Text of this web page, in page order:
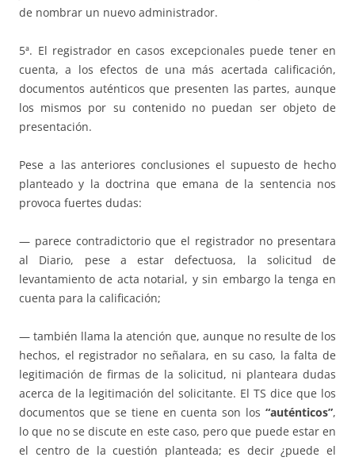
de nombrar un nuevo administrador.
5ª. El registrador en casos excepcionales puede tener en
cuenta, a los efectos de una más acertada calificación,
documentos auténticos que presenten las partes, aunque
los mismos por su contenido no puedan ser objeto de
presentación.
Pese a las anteriores conclusiones el supuesto de hecho
planteado y la doctrina que emana de la sentencia nos
provoca fuertes dudas:
— parece contradictorio que el registrador no presentara
al Diario, pese a estar defectuosa, la solicitud de
levantamiento de acta notarial, y sin embargo la tenga en
cuenta para la calificación;
— también llama la atención que, aunque no resulte de los
hechos, el registrador no señalara, en su caso, la falta de
legitimación de firmas de la solicitud, ni planteara dudas
acerca de la legitimación del solicitante. El TS dice que los
documentos que se tiene en cuenta son los “auténticos”,
lo que no se discute en este caso, pero que puede estar en
el centro de la cuestión planteada; es decir ¿puede el